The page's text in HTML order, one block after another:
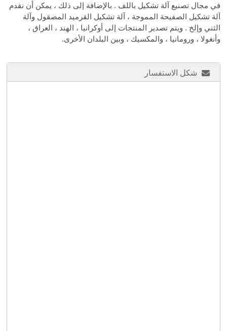
في مجال تصنيع آلة تشكيل باللف . بالإضافة إلى ذلك ، يمكن أن نقدم
آلة تشكيل الصفيحة المموجة ، آلة تشكيل القرميد المصقول وآلة
الثني وإلخ . ويتم تصدير المنتجات إلى أوكرانيا ، الهند ، العراق ،
وأنغولا ، ورومانيا ، والمكسيك ، وبين البلدان الأخرى.
شكل الاستفسار